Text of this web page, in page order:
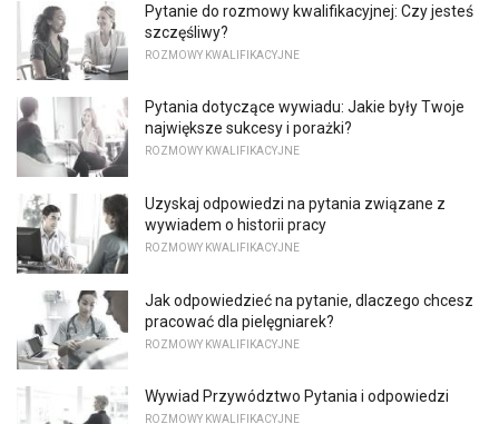
Pytanie do rozmowy kwalifikacyjnej: Czy jesteś
szczęśliwy?
ROZMOWY KWALIFIKACYJNE
Pytania dotyczące wywiadu: Jakie były Twoje
największe sukcesy i porażki?
ROZMOWY KWALIFIKACYJNE
Uzyskaj odpowiedzi na pytania związane z
wywiadem o historii pracy
ROZMOWY KWALIFIKACYJNE
Jak odpowiedzieć na pytanie, dlaczego chcesz
pracować dla pielęgniarek?
ROZMOWY KWALIFIKACYJNE
Wywiad Przywództwo Pytania i odpowiedzi
ROZMOWY KWALIFIKACYJNE